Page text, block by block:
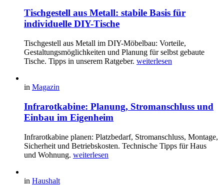
Tischgestell aus Metall: stabile Basis für
individuelle DIY-Tische
Tischgestell aus Metall im DIY-Möbelbau: Vorteile,
Gestaltungsmöglichkeiten und Planung für selbst gebaute
Tische. Tipps in unserem Ratgeber. weiterlesen
in Magazin
Infrarotkabine: Planung, Stromanschluss und
Einbau im Eigenheim
Infrarotkabine planen: Platzbedarf, Stromanschluss, Montage,
Sicherheit und Betriebskosten. Technische Tipps für Haus
und Wohnung. weiterlesen
in Haushalt